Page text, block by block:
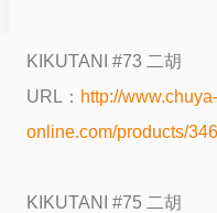
KIKUTANI #73 二胡
URL： http://www.chuya-
online.com/products/
KIKUTANI #75 二胡